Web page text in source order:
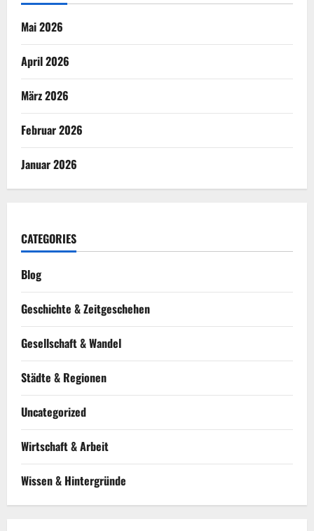
Mai 2026
April 2026
März 2026
Februar 2026
Januar 2026
CATEGORIES
Blog
Geschichte & Zeitgeschehen
Gesellschaft & Wandel
Städte & Regionen
Uncategorized
Wirtschaft & Arbeit
Wissen & Hintergründe